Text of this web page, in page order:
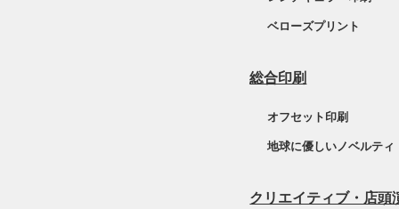
ベローズプリント
総合印刷
オフセット印刷
地球に優しいノベルティ
クリエイティブ・店頭